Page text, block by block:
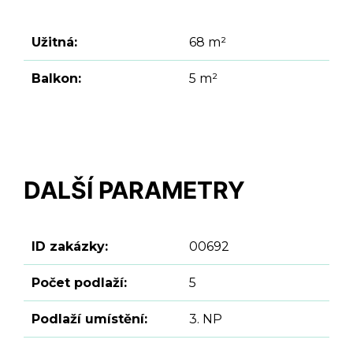
Užitná: 68 m²
Balkon: 5 m²
DALŠÍ PARAMETRY
ID zakázky: 00692
Počet podlaží: 5
Podlaží umístění: 3. NP